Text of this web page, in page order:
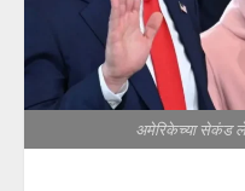
अमेरिकेच्या सेकंड